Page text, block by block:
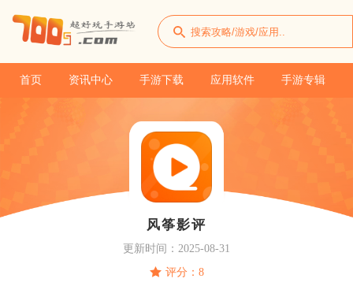
首页 资讯中心 手游下载 应用软件 手游专辑
风筝影评
更新时间：2025-08-31
评分：8